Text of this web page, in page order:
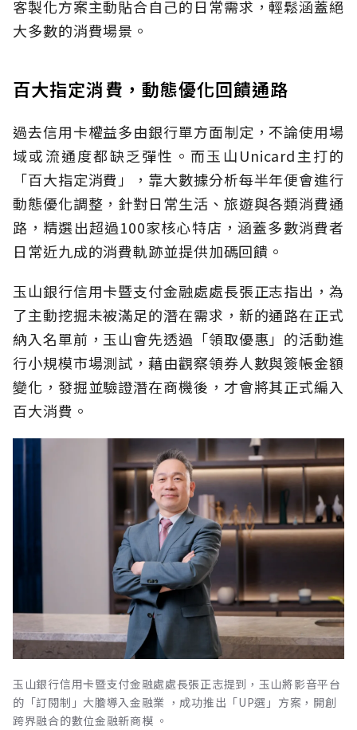
客製化方案主動貼合自己的日常需求，輕鬆涵蓋絕
大多數的消費場景。
百大指定消費，動態優化回饋通路
過去信用卡權益多由銀行單方面制定，不論使用場
域或流通度都缺乏彈性。而玉山Unicard主打的
「百大指定消費」，靠大數據分析每半年便會進行
動態優化調整，針對日常生活、旅遊與各類消費通
路，精選出超過100家核心特店，涵蓋多數消費者
日常近九成的消費軌跡並提供加碼回饋。
玉山銀行信用卡暨支付金融處處長張正志指出，為
了主動挖掘未被滿足的潛在需求，新的通路在正式
納入名單前，玉山會先透過「領取優惠」的活動進
行小規模市場測試，藉由觀察領券人數與簽帳金額
變化，發掘並驗證潛在商機後，才會將其正式編入
百大消費。
玉山銀行信用卡暨支付金融處處長張正志提到，玉山將影音平台
的「訂閱制」大膽導入金融業 ，成功推出「UP選」方案，開創
跨界融合的數位金融新商模 。